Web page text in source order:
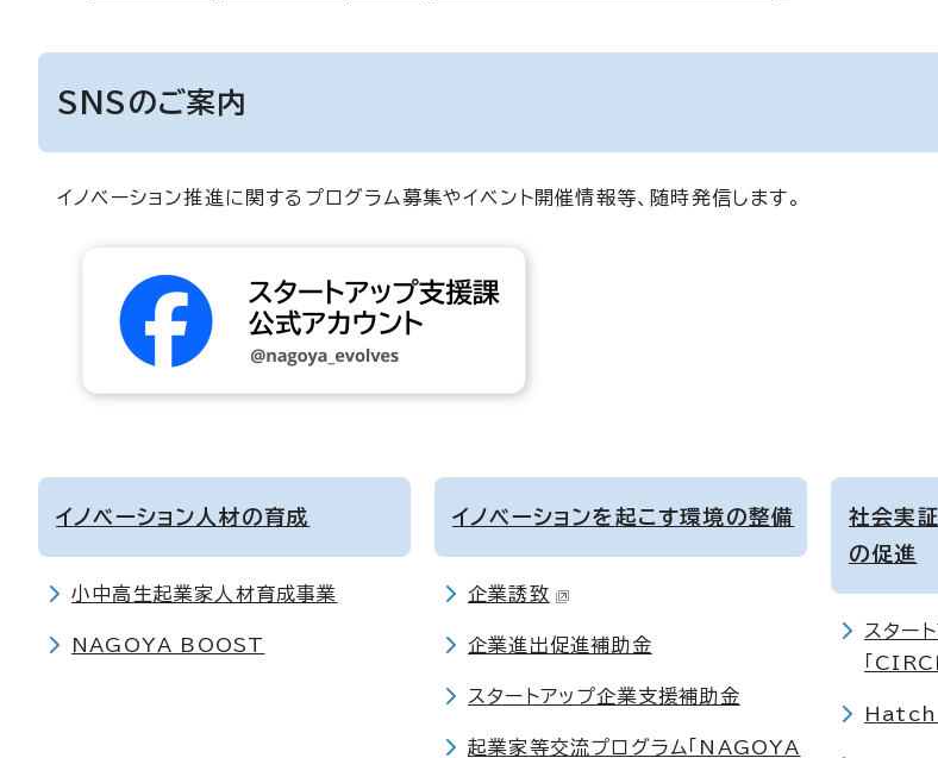
SNSのご案内
イノベーション推進に関するプログラム募集やイベント開催情報等、随時発信します。
イノベーション人材の育成
小中高生起業家人材育成事業
NAGOYA BOOST
イノベーションを起こす環境の整備
企業誘致
企業進出促進補助金
スタートアップ企業支援補助金
起業家等交流プログラム「NAGOYA
社会実証
の促進
スター
「